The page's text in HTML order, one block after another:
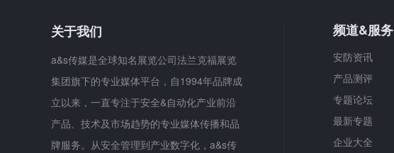
关于我们
a&s传媒是全球知名展览公司法兰克福展览
集团旗下的专业媒体平台，自1994年品牌成
立以来，一直专注于安全&自动化产业前沿
产品、技术及市场趋势的专业媒体传播和品
牌服务。从安全管理到产业数字化，a&s传
频道&服务
安防资讯
产品测评
专题论坛
最新专题
企业大全